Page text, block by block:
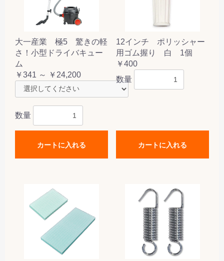
大一産業 極5 驚きの軽
さ！小型ドライバキュー
ム
￥341 ～ ￥24,200
数量
カートに入れる
12インチ ポリッシャー
用ゴム握り 白 1個
￥400
数量
カートに入れる